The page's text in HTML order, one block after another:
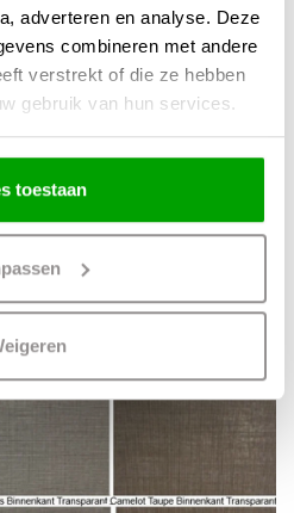
adverteren en analyse. Deze
combineren met andere
verstrekt of die ze hebben
gebruik van hun services.
toestaan